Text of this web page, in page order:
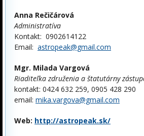
Anna Rečičárová
Administratíva
Kontakt: 0902614122
Email: astropeak@gmail.com
Mgr. Milada Vargová
Riaditeľka združenia a štatutárny
kontakt: 0424 632 259, 0905 428 290
email: mika.vargova@gmail.com
Web: http://astropeak.sk/